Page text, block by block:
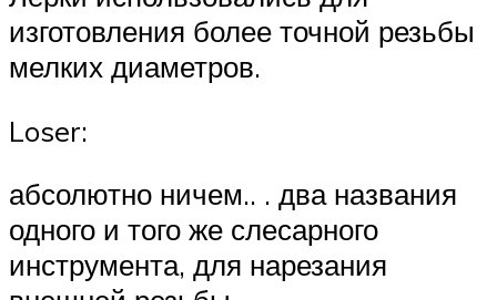
изготовления более точной резьбы
мелких диаметров.
Loser:
абсолютно ничем.. . два названия
одного и того же слесарного
инструмента, для нарезания